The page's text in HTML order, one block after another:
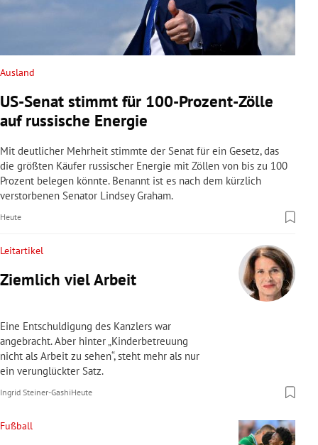
Ausland
US-Senat stimmt für 100-Prozent-Zölle
auf russische Energie
Mit deutlicher Mehrheit stimmte der Senat für ein Gesetz, das
die größten Käufer russischer Energie mit Zöllen von bis zu 100
Prozent belegen könnte. Benannt ist es nach dem kürzlich
verstorbenen Senator Lindsey Graham.
Heute
Leitartikel
Ziemlich viel Arbeit
Eine Entschuldigung des Kanzlers war
angebracht. Aber hinter „Kinderbetreuung
nicht als Arbeit zu sehen“, steht mehr als nur
ein verunglückter Satz.
Ingrid Steiner-GashiHeute
Fußball